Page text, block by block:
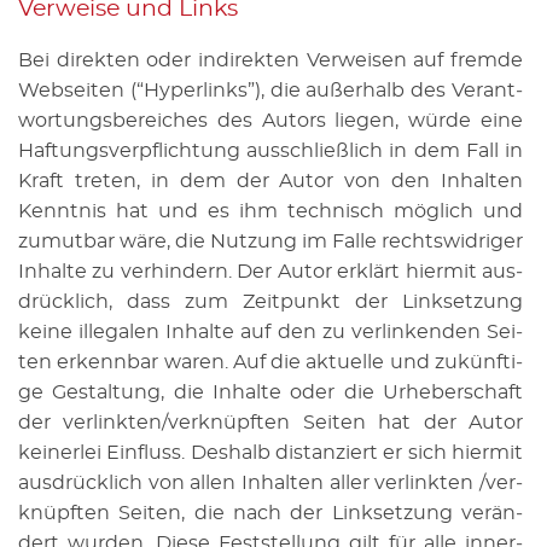
Ver­wei­se und Links
Bei di­rek­ten oder in­di­rek­ten Ver­wei­sen auf frem­de
Web­sei­ten (“Hy­per­links”), die au­ßer­halb des Ver­ant­
wor­tungs­be­rei­ches des Au­tors lie­gen, würde eine
Haf­tungs­ver­pflich­tung aus­schließ­lich in dem Fall in
Kraft tre­ten, in dem der Autor von den In­hal­ten
Kennt­nis hat und es ihm tech­nisch mög­lich und
zu­mut­bar wäre, die Nut­zung im Falle rechts­wid­ri­ger
In­hal­te zu ver­hin­dern. Der Autor er­klärt hier­mit aus­
drück­lich, dass zum Zeit­punkt der Link­set­zung
keine il­le­ga­len In­hal­te auf den zu ver­lin­ken­den Sei­
ten er­kenn­bar waren. Auf die ak­tu­el­le und zu­künf­ti­
ge Ge­stal­tung, die In­hal­te oder die Ur­he­ber­schaft
der ver­link­ten/ver­knüpf­ten Sei­ten hat der Autor
kei­ner­lei Ein­fluss. Des­halb dis­tan­ziert er sich hier­mit
aus­drück­lich von allen In­hal­ten aller ver­link­ten /ver­
knüpf­ten Sei­ten, die nach der Link­set­zung ver­än­